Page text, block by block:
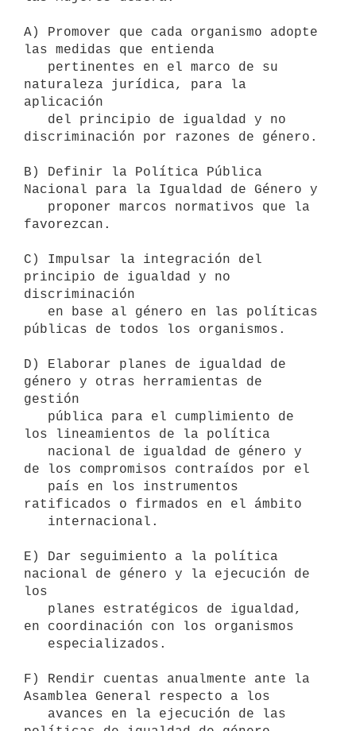
A) Promover que cada organismo adopte
las medidas que entienda
naturaleza jurídica, para la
aplicación
discriminación por razones de género.
B) Definir la Política Pública
Nacional para la Igualdad de Género y
favorezcan.
C) Impulsar la integración del
principio de igualdad y no
discriminación
públicas de todos los organismos.
D) Elaborar planes de igualdad de
género y otras herramientas de
gestión
los lineamientos de la política
de los compromisos contraídos por el
ratificados o firmados en el ámbito
E) Dar seguimiento a la política
nacional de género y la ejecución de
los
en coordinación con los organismos
F) Rendir cuentas anualmente ante la
Asamblea General respecto a los